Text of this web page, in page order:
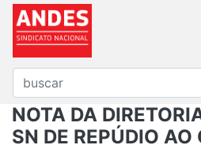
NOTA DA
SN DE REPÚDIO AO